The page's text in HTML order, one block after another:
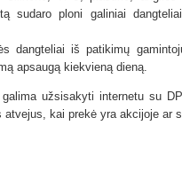
sudaro ploni galiniai
dangteliai iš patikimų
apsaugą kiekvieną dieną.
užsisakyti internetu su
kai prekė yra akcijoje ar